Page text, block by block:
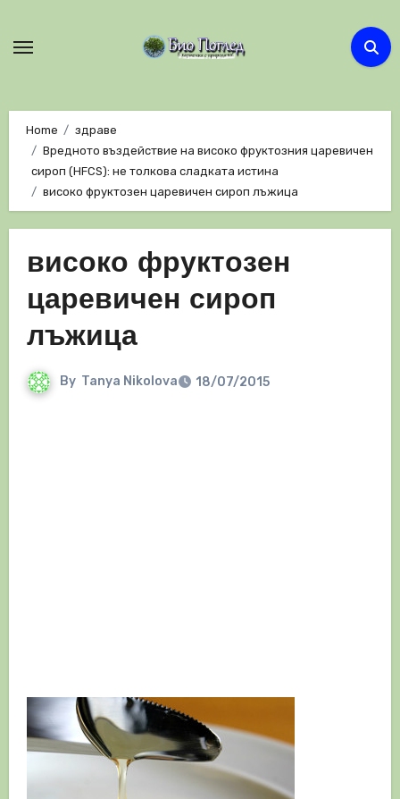
Home
здраве
Вредното въздействие на високо фруктозния царевичен
сироп (HFCS): не толкова сладката истина
високо фруктозен царевичен сироп лъжица
високо фруктозен
царевичен сироп
лъжица
By Tanya Nikolova 18/07/2015